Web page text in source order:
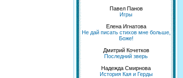
Павел Панов
Игры
Елена Игнатова
Не дай писать стихов мне больше,
Боже!
Дмитрий Кочетков
Последний зверь
Надежда Смирнова
История Кая и Герды